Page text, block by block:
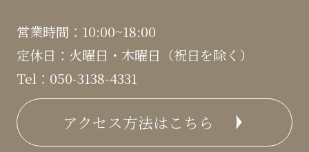
営業時間：10:00~18:00
定休日：火曜日・木曜日（祝日を除く）
Tel：050-3138-4331
アクセス方法はこちら